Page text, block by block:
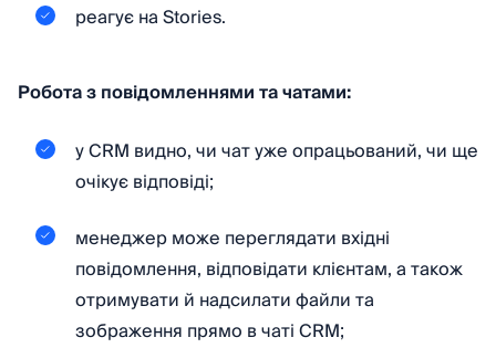
реагує на Stories.
Робота з повідомленнями та чатами:
у CRM видно, чи чат уже опрацьований, чи ще
очікує відповіді;
менеджер може переглядати вхідні
повідомлення, відповідати клієнтам, а також
отримувати й надсилати файли та
зображення прямо в чаті CRM;